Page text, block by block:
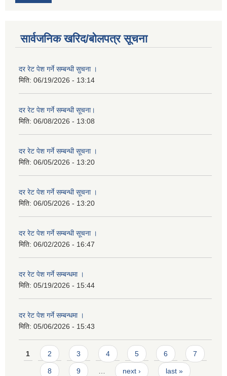
सार्वजनिक खरिद/बोलपत्र सूचना
दर रेट पेश गर्ने सम्बन्धी सुचना ।
मिति: 06/19/2026 - 13:14
दर रेट पेश गर्ने सम्बन्धी सूचना।
मिति: 06/08/2026 - 13:08
दर रेट पेश गर्ने सम्बन्धी सूचना ।
मिति: 06/05/2026 - 13:20
दर रेट पेश गर्ने सम्बन्धी सूचना ।
मिति: 06/05/2026 - 13:20
दर रेट पेश गर्ने सम्बन्धी सूचना ।
मिति: 06/02/2026 - 16:47
दर रेट पेश गर्ने सम्बन्धमा ।
मिति: 05/19/2026 - 15:44
दर रेट पेश गर्ने सम्बन्धमा ।
मिति: 05/06/2026 - 15:43
Pages
1 2 3 4 5 6 7
8 9 … next › last »